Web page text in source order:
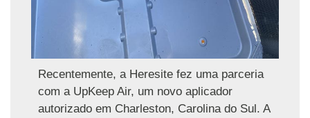
Recentemente, a Heresite fez uma parceria
com a UpKeep Air, um novo aplicador
autorizado em Charleston, Carolina do Sul. A